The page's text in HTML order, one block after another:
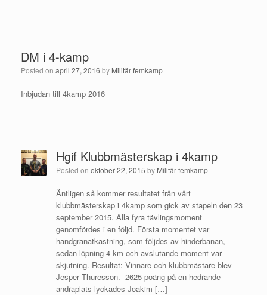
DM i 4-kamp
Posted on april 27, 2016 by Militär femkamp
Inbjudan till 4kamp 2016
Hgif Klubbmästerskap i 4kamp
Posted on oktober 22, 2015 by Militär femkamp
Äntligen så kommer resultatet från vårt
klubbmästerskap i 4kamp som gick av stapeln den 23
september 2015. Alla fyra tävlingsmoment
genomfördes i en följd. Första momentet var
handgranatkastning, som följdes av hinderbanan,
sedan löpning 4 km och avslutande moment var
skjutning. Resultat: Vinnare och klubbmästare blev
Jesper Thuresson. 2625 poäng på en hedrande
andraplats lyckades Joakim […]